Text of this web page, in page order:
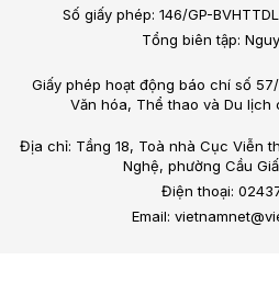
Số giấy phép: 146/GP-
Tổng biên tập:
Giấy phép hoạt động báo chí số
Văn hóa, Thể thao và Du lịch
Địa chỉ: Tầng 18, Toà nhà Cục Viễn
Nghệ, phường Cầu
Điện thoại:
Email: